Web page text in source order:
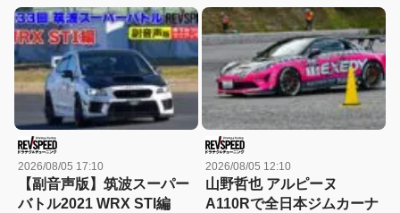
2026/08/05 17:10
【副音声版】筑波スーパー
バトル2021 WRX STI編
2026/08/05 12:10
山野哲也 アルピーヌ
A110Rで全日本ジムカーナ